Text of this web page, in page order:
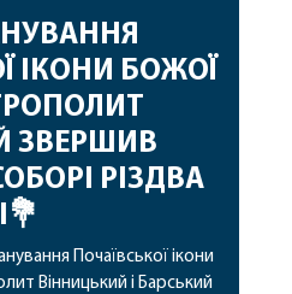
ІКОНИ БОЖОЇ
ЗВЕРШИВ
РІЗДВА
Почаївської ікони
Вінницький і Барський